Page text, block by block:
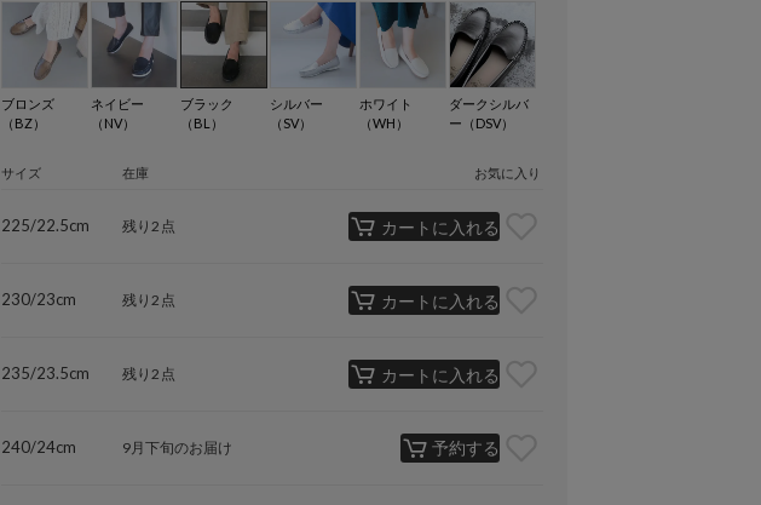
ブロンズ
（BZ）
ネイビー
（NV）
ブラック
（BL）
シルバー
（SV）
ホワイト
（WH）
ダークシルバ
ー（DSV）
サイズ 在庫 お気に入り
225/22.5cm 残り2点 カートに入れる
230/23cm 残り2点 カートに入れる
235/23.5cm 残り2点 カートに入れる
240/24cm 9月下旬のお届け 予約する